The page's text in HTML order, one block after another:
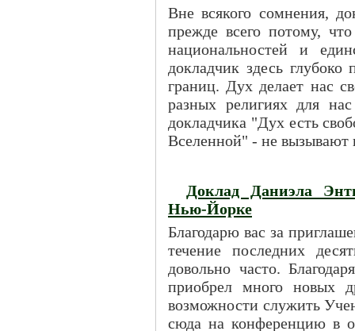
Вне всякого сомнения,
прежде всего потому,
национальностей и
докладчик здесь
границ. Дух делает нас
разных религиях для
докладчика "Дух есть
Вселенной" - не вызывают
Доклад Даниэла
Нью-Йорке
Благодарю вас за
течение последних
довольно часто.
приобрел много новых
возможности служить
сюда на конференцию в